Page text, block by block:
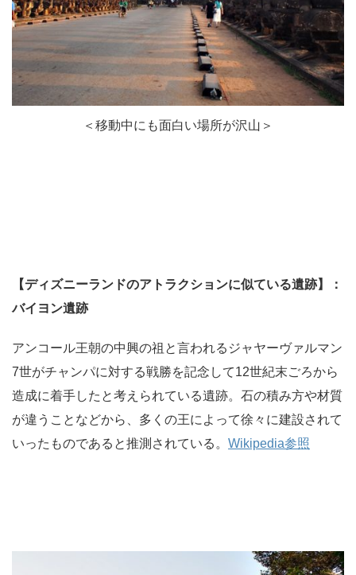
＜移動中にも面白い場所が沢山＞
【ディズニーランドのアトラクションに似ている遺跡】：
バイヨン遺跡
アンコール王朝の中興の祖と言われるジャヤーヴァルマン
7世がチャンパに対する戦勝を記念して12世紀末ごろから
造成に着手したと考えられている遺跡。石の積み方や材質
が違うことなどから、多くの王によって徐々に建設されて
いったものであると推測されている。 Wikipedia参照